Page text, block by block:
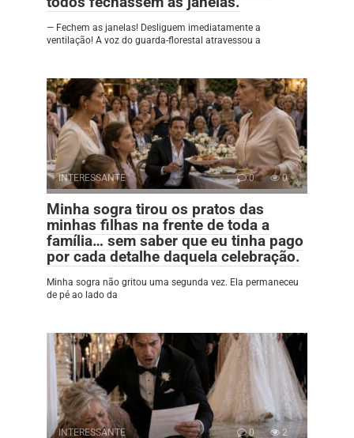
— Fechem as janelas! Desliguem imediatamente a
ventilação! A voz do guarda-florestal atravessou a
INTERESSANTE 0 0
Minha sogra tirou os pratos das
minhas filhas na frente de toda a
família… sem saber que eu tinha pago
por cada detalhe daquela celebração.
Minha sogra não gritou uma segunda vez. Ela permaneceu
de pé ao lado da
INTERESSANTE 0 2